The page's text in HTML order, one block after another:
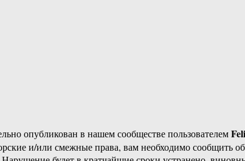
опубликован в нашем сообществе пользователем
и/или смежные права, вам необходимо сообщить